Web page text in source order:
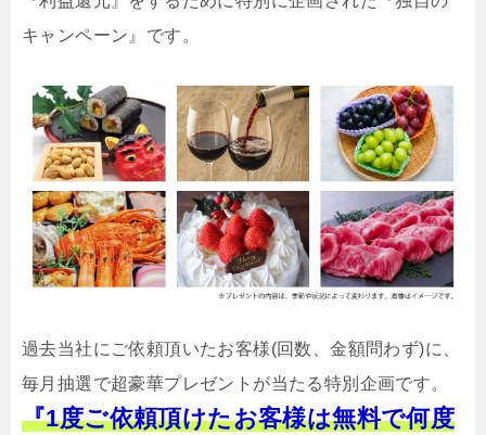
キャンペーン』です。
過去当社にご依頼頂いたお客様(回数、金額問わず)に、
毎月抽選で超豪華プレゼントが当たる特別企画です。
『1度ご依頼頂けたお客様は無料で何度